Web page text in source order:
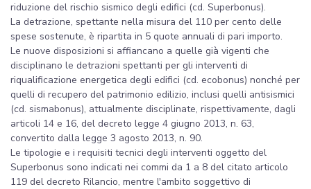
riduzione del rischio sismico degli edifici (cd. Superbonus).
La detrazione, spettante nella misura del 110 per cento delle
spese sostenute, è ripartita in 5 quote annuali di pari importo.
Le nuove disposizioni si affiancano a quelle già vigenti che
disciplinano le detrazioni spettanti per gli interventi di
riqualificazione energetica degli edifici (cd. ecobonus) nonché per
quelli di recupero del patrimonio edilizio, inclusi quelli antisismici
(cd. sismabonus), attualmente disciplinate, rispettivamente, dagli
articoli 14 e 16, del decreto legge 4 giugno 2013, n. 63,
convertito dalla legge 3 agosto 2013, n. 90.
Le tipologie e i requisiti tecnici degli interventi oggetto del
Superbonus sono indicati nei commi da 1 a 8 del citato articolo
119 del decreto Rilancio, mentre l'ambito soggettivo di